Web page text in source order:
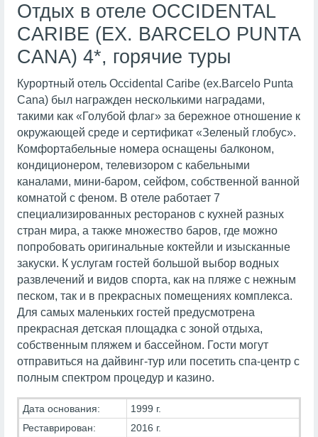
Отдых в отеле OCCIDENTAL
CARIBE (EX. BARCELO PUNTA
CANA) 4*, горячие туры
Курортный отель Occidental Caribe (ex.Barcelo Punta
Cana) был награжден несколькими наградами,
такими как «Голубой флаг» за бережное отношение к
окружающей среде и сертификат «Зеленый глобус».
Комфортабельные номера оснащены балконом,
кондиционером, телевизором с кабельными
каналами, мини-баром, сейфом, собственной ванной
комнатой с феном. В отеле работает 7
специализированных ресторанов с кухней разных
стран мира, а также множество баров, где можно
попробовать оригинальные коктейли и изысканные
закуски. К услугам гостей большой выбор водных
развлечений и видов спорта, как на пляже с нежным
песком, так и в прекрасных помещениях комплекса.
Для самых маленьких гостей предусмотрена
прекрасная детская площадка с зоной отдыха,
собственным пляжем и бассейном. Гости могут
отправиться на дайвинг-тур или посетить спа-центр с
полным спектром процедур и казино.
Дата основания:
1999 г.
Реставрирован:
2016 г.